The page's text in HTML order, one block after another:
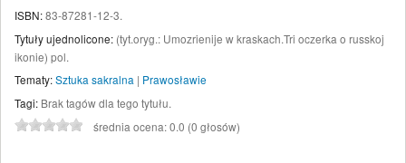
ISBN:83-87281-12-3.
Tytuły ujednolicone: (tyt.oryg.: Umozrienije w kraskach.Tri oczerka o russkoj
ikonie) pol.
Tematy:Sztuka sakralna | Prawosławie
Tagi: Brak tagów dla tego tytułu.
średnia ocena: 0.0 (0 głosów)